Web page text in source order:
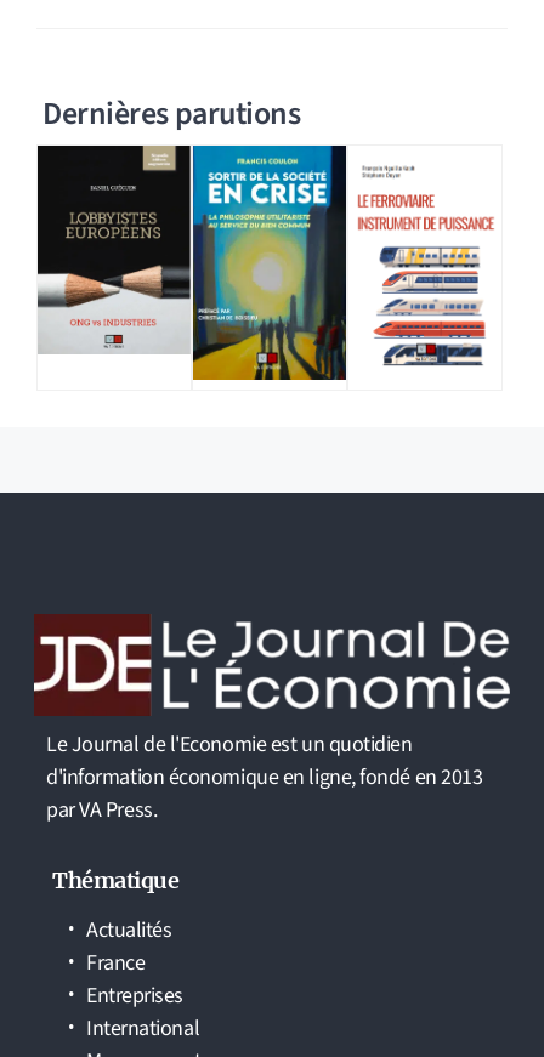
Dernières parutions
Le Journal de l'Economie est un quotidien
d'information économique en ligne, fondé en 2013
par VA Press.
Thématique
Actualités
France
Entreprises
International